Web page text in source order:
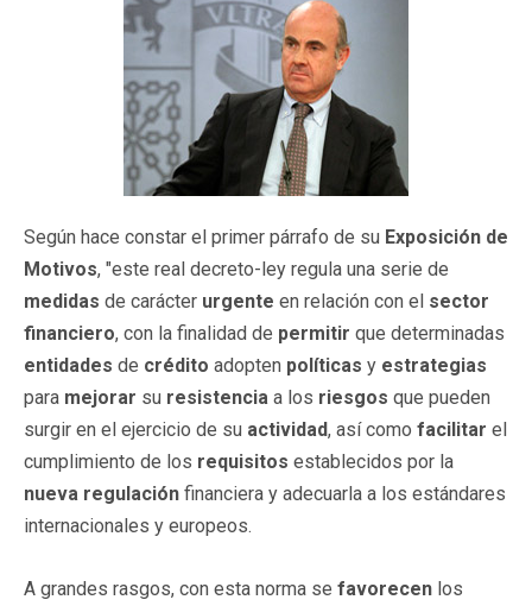
Según hace constar el primer párrafo de su Exposición de
Motivos, "este real decreto-ley regula una serie de
medidas de carácter urgente en relación con el sector
financiero, con la finalidad de permitir que determinadas
entidades de crédito adopten políticas y estrategias
para mejorar su resistencia a los riesgos que pueden
surgir en el ejercicio de su actividad, así como facilitar el
cumplimiento de los requisitos establecidos por la
nueva regulación financiera y adecuarla a los estándares
internacionales y europeos.
A grandes rasgos, con esta norma se favorecen los